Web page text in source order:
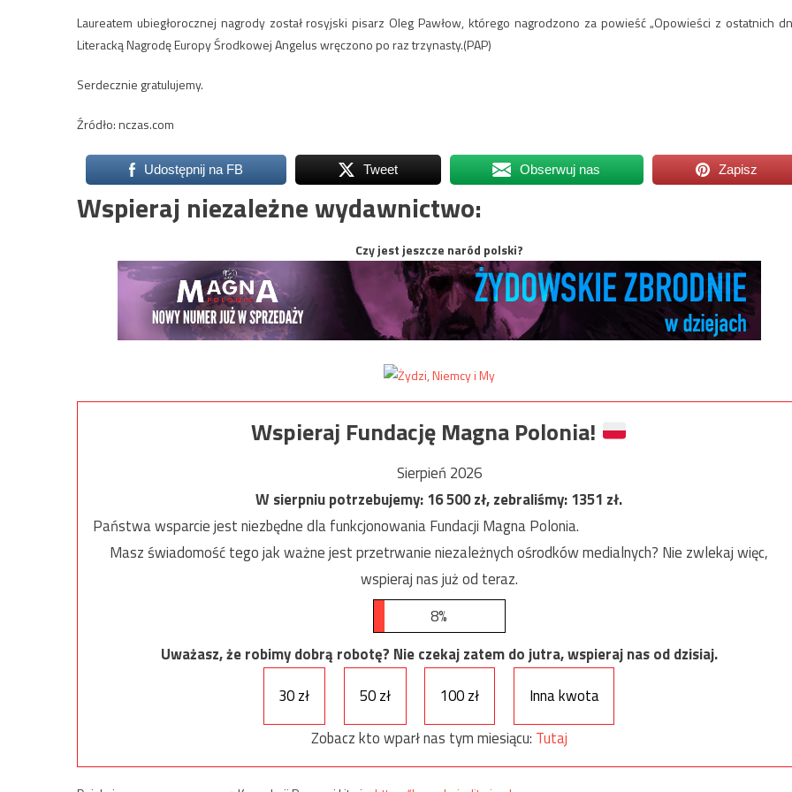
Laureatem ubiegłorocznej nagrody został rosyjski pisarz Oleg Pawłow, którego nagrodzono za powieść „Opowieści z ostatnich
Literacką Nagrodę Europy Środkowej Angelus wręczono po raz trzynasty.(PAP)
Serdecznie gratulujemy.
Źródło: nczas.com
Udostępnij na FB Tweet Obserwuj nas Zapisz
Wspieraj niezależne wydawnictwo:
Czy jest jeszcze naród polski?
Wspieraj Fundację Magna Polonia!
Sierpień 2026
W sierpniu potrzebujemy:16 500zł, zebraliśmy:1351 zł.
Państwa wsparcie jest niezbędne dla funkcjonowania Fundacji Magna Polonia.
Masz świadomość tego jak ważne jest przetrwanie niezależnych ośrodków medialnych? Nie zwlekaj więc,
wspieraj nas już od teraz.
8%
Uważasz, że robimy dobrą robotę? Nie czekaj zatem do jutra, wspieraj nas od dzisiaj.
30 zł
50 zł 100 zł
Inna kwota
Zobacz kto wparł nas tym miesiącu: Tutaj